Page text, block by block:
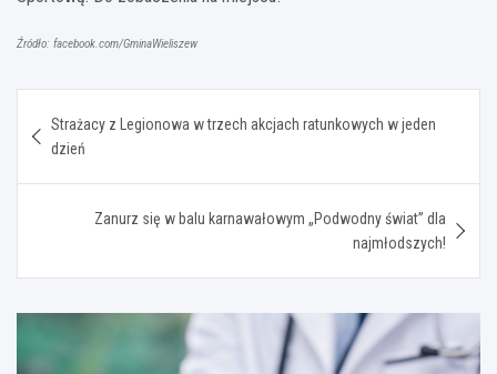
Źródło: facebook.com/GminaWieliszew
wpisu
Strażacy z Legionowa w trzech akcjach ratunkowych w jeden
dzień
Zanurz się w balu karnawałowym „Podwodny świat” dla
najmłodszych!